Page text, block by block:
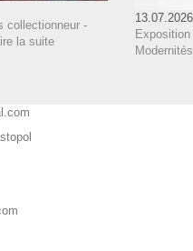
collectionneur -
la suite
13.07.2026